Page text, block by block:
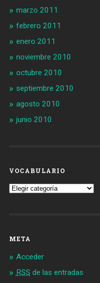
marzo 2011
febrero 2011
enero 2011
noviembre 2010
octubre 2010
septiembre 2010
agosto 2010
junio 2010
VOCABULARIO
Vocabulario
META
Acceder
RSS de las entradas